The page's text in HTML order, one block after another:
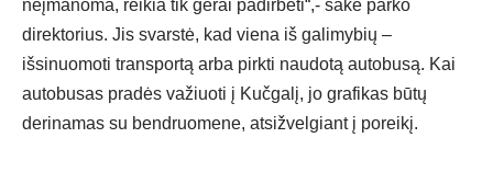
neįmanoma, reikia tik gerai padirbėti“,- sakė parko
direktorius. Jis svarstė, kad viena iš galimybių –
išsinuomoti transportą arba pirkti naudotą autobusą. Kai
autobusas pradės važiuoti į Kučgalį, jo grafikas būtų
derinamas su bendruomene, atsižvelgiant į poreikį.